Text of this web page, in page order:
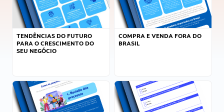
TENDÊNCIAS DO FUTURO
PARA O CRESCIMENTO DO
SEU NEGÓCIO
COMPRA E VENDA FORA DO
BRASIL